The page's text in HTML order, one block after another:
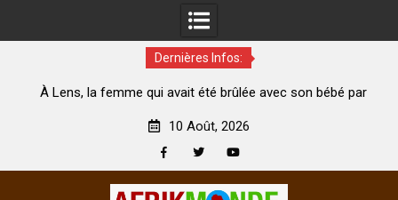
Dernières Infos:
À Lens, la femme qui avait été brûlée avec son bébé par
10 Août, 2026